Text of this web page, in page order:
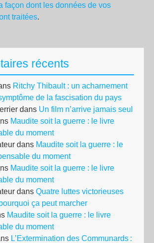
façon dont les données de vos
traitées.
récents
Ritchy Thibault : un acharnement
de la fascisation du pays
dans Un film n’arrive jamais seul
Maudite soit la guerre : le livre
du moment
dans Maudite soit la guerre : le
du moment
Maudite soit la guerre : le livre
du moment
dans Quatre luttes victorieuses
ça peut marcher
Maudite soit la guerre : le livre
du moment
L’Extermination des Communards :